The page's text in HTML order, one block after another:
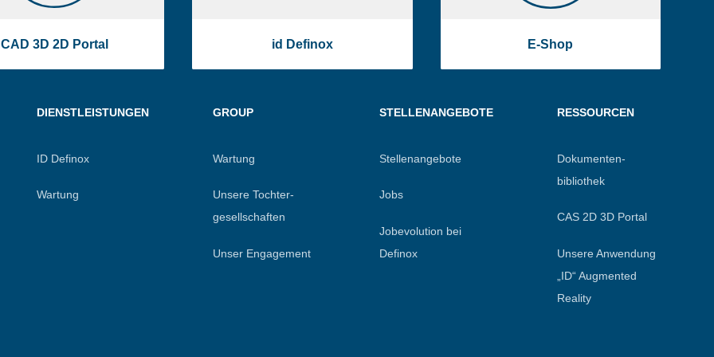
CAD 3D 2D Portal id Definox E-Shop
DIENSTLEISTUNGEN
ID Definox
Wartung
GROUP
Wartung
Unsere Tochter-
gesellschaften
Unser Engagement
STELLENANGEBOTE
Stellenangebote
Jobs
Jobevolution bei
Definox
RESSOURCEN
Dokumenten-
bibliothek
CAS 2D 3D Portal
Unsere Anwendung
„ID“ Augmented
Reality